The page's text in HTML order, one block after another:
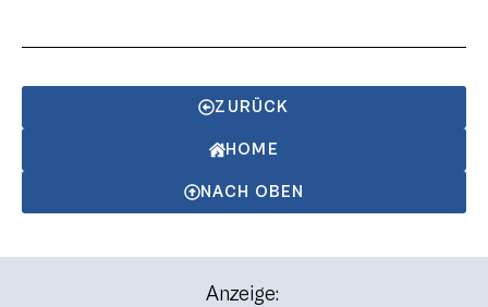
ZURÜCK
HOME
NACH OBEN
Anzeige: